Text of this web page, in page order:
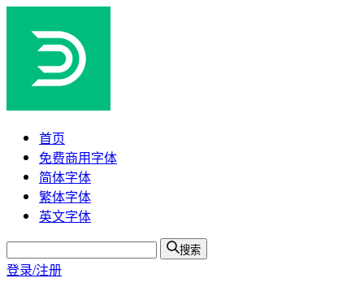
首页
免费商用字体
简体字体
繁体字体
英文字体
搜索
登录/注册